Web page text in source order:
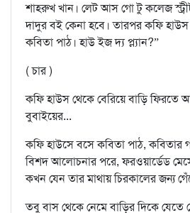
শাহরুখ খান। লেট আস গো টু কলেজ
দাদুর বই কেনা হবে। তারপর কফি
কবিতা পাঠ। হাউ ইজ দ্য প্ল্যান?”
( চার )
কফি হাউস থেকে বেরিয়ে বাড়ি
বুবাইয়ের...
কফি হাউসে বসে কবিতা পাঠ, কবিতার
বিশদ আলোচনার পরে, ফরওয়ার্ডেড
কখন যেন তার মাথায় চিরকালের জন্য
তবু বাস থেকে নেমে বাড়ির দিকে